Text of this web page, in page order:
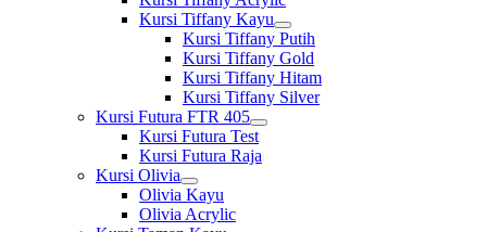
sub
menu
Kursi Tiffany Kayu
Show
sub
menu
Kursi Tiffany Putih
Kursi Tiffany Gold
Kursi Tiffany Hitam
Kursi Tiffany Silver
Kursi Futura FTR 405
Show
sub
menu
Kursi Futura Test
Kursi Futura Raja
Kursi Olivia
Show
sub
menu
Olivia Kayu
Olivia Acrylic